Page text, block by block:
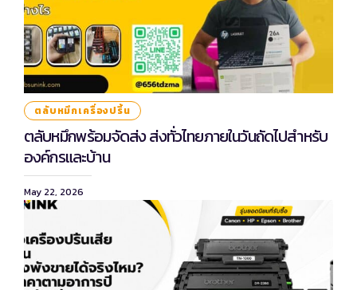
ตลับหมึกเครื่องปริ้น
ตลับหมึกพร้อมจัดส่ง ส่งทั่วไทยภายในวันถัดไปสำหรับ
องค์กรและบ้าน
May 22, 2026